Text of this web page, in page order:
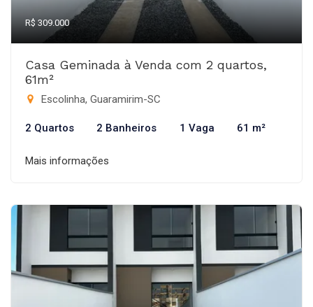
R$ 309.000
Casa Geminada à Venda com 2 quartos,
61m²
Escolinha, Guaramirim-SC
2 Quartos 2 Banheiros 1 Vaga 61 m²
Mais informações